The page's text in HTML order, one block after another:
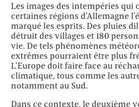
Les images des intempéries qui
certaines régions d’Allemagne
marqué les esprits. Des pluies
détruit des villages et 180
vie. De tels phénomènes
extrêmes pourraient être plus
L’Europe doit faire face au
climatique, tous comme les
notamment au Sud.
Dans ce contexte, le deuxième